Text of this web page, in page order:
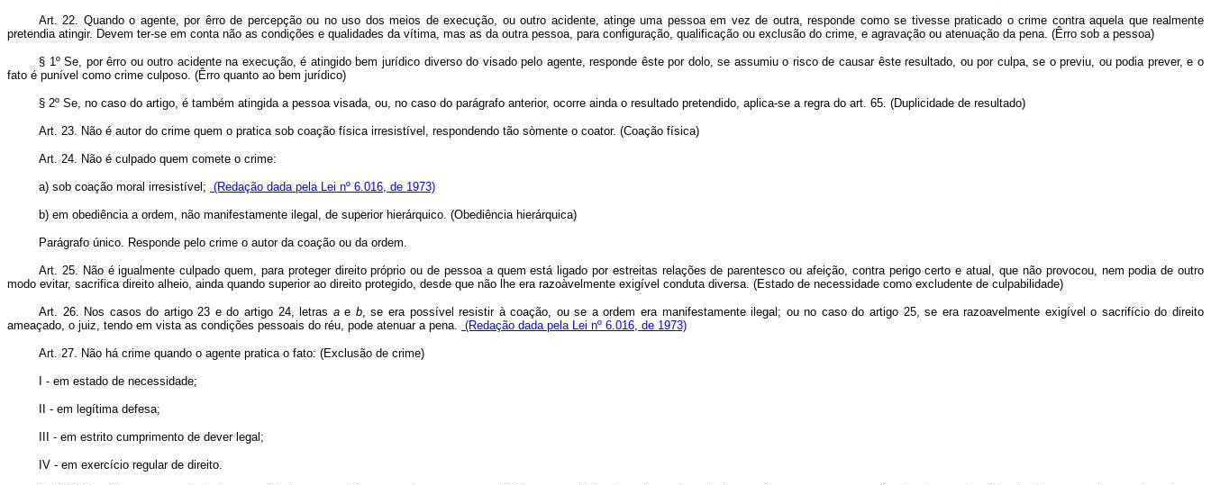
Art. 22. Quando o agente, por êrro de percepção ou no uso dos meios de execução, ou outro acidente, atinge uma pessoa em vez de outra, responde como se tivesse praticado o crime contra aquela que realmente
pretendia atingir. Devem ter-se em conta não as condições e qualidades da vítima, mas as da outra pessoa, para configuração, qualificação ou exclusão do crime, e agravação ou atenuação da pena. (Êrro sob a pessoa)
§ 1º Se, por êrro ou outro acidente na execução, é atingido bem jurídico diverso do visado pelo agente, responde êste por dolo, se assumiu o risco de causar êste resultado, ou por culpa, se o previu, ou podia prever, e o
fato é punível como crime culposo. (Êrro quanto ao bem jurídico)
§ 2º Se, no caso do artigo, é também atingida a pessoa visada, ou, no caso do parágrafo anterior, ocorre ainda o resultado pretendido, aplica-se a regra do art. 65. (Duplicidade de resultado)
Art. 23. Não é autor do crime quem o pratica sob coação física irresistível, respondendo tão sòmente o coator. (Coação física)
Art. 24. Não é culpado quem comete o crime:
a) sob coação moral irresistível; (Redação dada pela Lei nº 6.016, de 1973)
b) em obediência a ordem, não manifestamente ilegal, de superior hierárquico. (Obediência hierárquica)
Parágrafo único. Responde pelo crime o autor da coação ou da ordem.
Art. 25. Não é igualmente culpado quem, para proteger direito próprio ou de pessoa a quem está ligado por estreitas relações de parentesco ou afeição, contra perigo certo e atual, que não provocou, nem podia de outro
modo evitar, sacrifica direito alheio, ainda quando superior ao direito protegido, desde que não lhe era razoàvelmente exigível conduta diversa. (Estado de necessidade como excludente de culpabilidade)
Art. 26. Nos casos do artigo 23 e do artigo 24, letras ae b, se era possível resistir à coação, ou se a ordem era manifestamente ilegal; ou no caso do artigo 25, se era razoavelmente exigível o sacrifício do direito
ameaçado, o juiz, tendo em vista as condições pessoais do réu, pode atenuar a pena. (Redação dada pela Lei nº 6.016, de 1973)
Art. 27. Não há crime quando o agente pratica o fato: (Exclusão de crime)
I - em estado de necessidade;
II - em legítima defesa;
III - em estrito cumprimento de dever legal;
IV - em exercício regular de direito.